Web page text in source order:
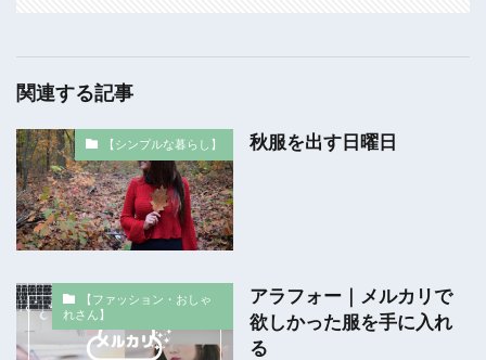
関連する記事
【シンプルな暮らし】 秋服を出す日曜日
【ファッション・おしゃ
れさん】
アラフォー｜メルカリで
欲しかった服を手に入れ
る